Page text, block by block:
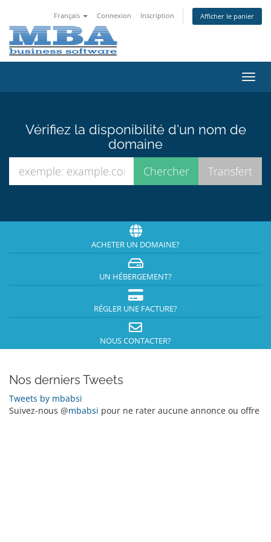
Français Connexion Inscription Afficher le panier
la
Vérifiez la disponibilité d'un nom de
domaine
ACHETER UN DOMAINE?
UN HÉBERGEMENT?
RÉGLER UNE FACTURE?
NOUS CONTACTER?
Nos derniers Tweets
Tweets by mbabsi
Suivez-nous @mbabsi pour ne rater aucune annonce ou offre